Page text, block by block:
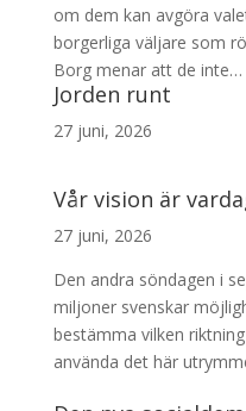
om dem kan avgöra
borgerliga väljare som
Borg menar att de inte…
Jorden runt
27 juni, 2026
Vår vision är
27 juni, 2026
Den andra söndagen i
miljoner svenskar
bestämma vilken
använda det här